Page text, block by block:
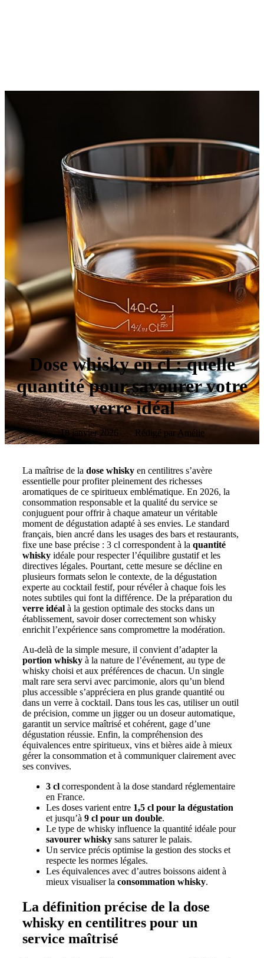
Dose whisky en cl : quelle
quantité pour savourer votre
verre idéal
18 janvier 2026 Rédigé par Amélie
La maîtrise de la dose whisky en centilitres s’avère
essentielle pour profiter pleinement des richesses
aromatiques de ce spiritueux emblématique. En 2026, la
consommation responsable et la qualité du service se
conjuguent pour offrir à chaque amateur un véritable
moment de dégustation adapté à ses envies. Le standard
français, bien ancré dans les usages des bars et restaurants,
fixe une base précise : 3 cl correspondent à la quantité
whisky idéale pour respecter l’équilibre gustatif et les
directives légales. Pourtant, cette mesure se décline en
plusieurs formats selon le contexte, de la dégustation
experte au cocktail festif, pour révéler à chaque fois les
notes subtiles qui font la différence. De la préparation du
verre idéal à la gestion optimale des stocks dans un
établissement, savoir doser correctement son whisky
enrichit l’expérience sans compromettre la modération.
Au-delà de la simple mesure, il convient d’adapter la
portion whisky à la nature de l’événement, au type de
whisky choisi et aux préférences de chacun. Un single
malt rare sera servi avec parcimonie, alors qu’un blend
plus accessible s’appréciera en plus grande quantité ou
dans un verre à cocktail. Dans tous les cas, utiliser un outil
de précision, comme un jigger ou un doseur automatique,
garantit un service maîtrisé et cohérent, gage d’une
dégustation réussie. Enfin, la compréhension des
équivalences entre spiritueux, vins et bières aide à mieux
gérer la consommation et à communiquer clairement avec
ses convives.
3 cl correspondent à la dose standard réglementaire
en France.
Les doses varient entre 1,5 cl pour la dégustation
et jusqu’à 9 cl pour un double.
Le type de whisky influence la quantité idéale pour
savourer whisky sans saturer le palais.
Un service précis optimise la gestion des stocks et
respecte les normes légales.
Les équivalences avec d’autres boissons aident à
mieux visualiser la consommation whisky.
La définition précise de la dose
whisky en centilitres pour un
service maîtrisé